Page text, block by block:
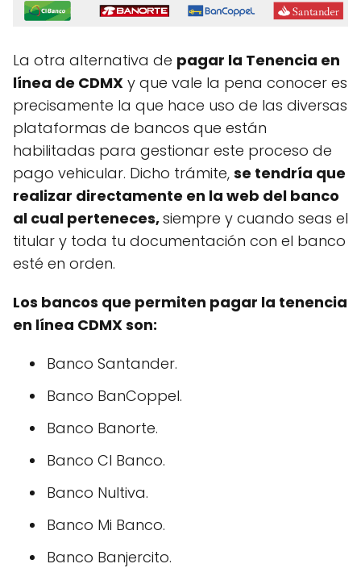
La otra alternativa de pagar la Tenencia en
línea de CDMX y que vale la pena conocer es
precisamente la que hace uso de las diversas
plataformas de bancos que están
habilitadas para gestionar este proceso de
pago vehicular. Dicho trámite, se tendría que
realizar directamente en la web del banco
al cual perteneces,siempre y cuando seas el
titular y toda tu documentación con el banco
esté en orden.
Los bancos que permiten pagar la tenencia
en línea CDMX son:
Banco Santander.
Banco BanCoppel.
Banco Banorte.
Banco CI Banco.
Banco Nultiva.
Banco Mi Banco.
Banco Banjercito.